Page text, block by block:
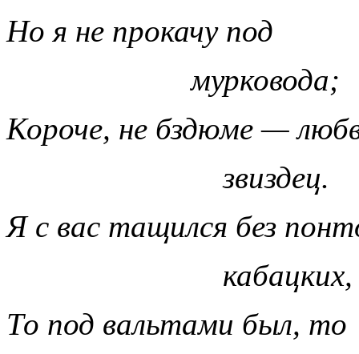
Но я не прокачу под
мурковода;
Короче, не бздюме —
звиздец.
Я с вас тащился без
кабацких,
То под вальтами был, то